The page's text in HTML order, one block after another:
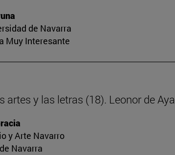
de Navarra
Muy Interesante
artes y las letras (18). Leonor de
y Arte Navarro
Navarra